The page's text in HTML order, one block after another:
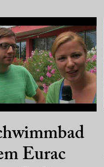
Eurac